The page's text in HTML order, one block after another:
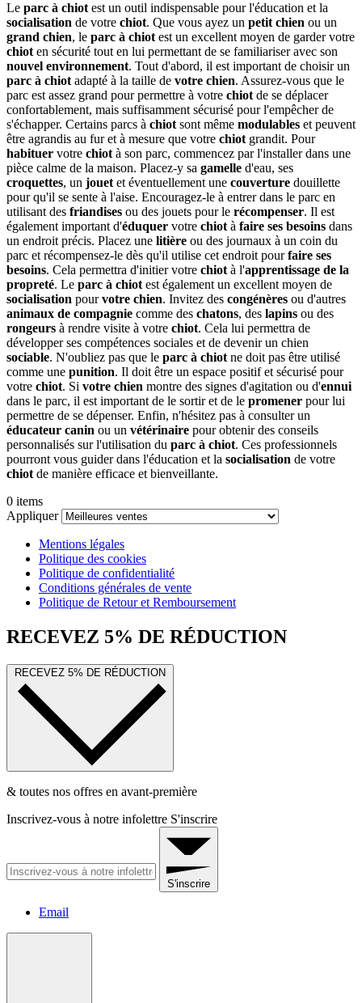
Le parc à chiot est un outil indispensable pour l'éducation et la
socialisation de votre chiot. Que vous ayez un petit chien ou un
grand chien, le parc à chiot est un excellent moyen de garder votre
chiot en sécurité tout en lui permettant de se familiariser avec son
nouvel environnement. Tout d'abord, il est important de choisir un
parc à chiot adapté à la taille de votre chien. Assurez-vous que le
parc est assez grand pour permettre à votre chiot de se déplacer
confortablement, mais suffisamment sécurisé pour l'empêcher de
s'échapper. Certains parcs à chiot sont même modulables et peuvent
être agrandis au fur et à mesure que votre chiot grandit. Pour
habituer votre chiot à son parc, commencez par l'installer dans une
pièce calme de la maison. Placez-y sa gamelle d'eau, ses
croquettes, un jouet et éventuellement une couverture douillette
pour qu'il se sente à l'aise. Encouragez-le à entrer dans le parc en
utilisant des friandises ou des jouets pour le récompenser. Il est
également important d'éduquer votre chiot à faire ses besoins dans
un endroit précis. Placez une litière ou des journaux à un coin du
parc et récompensez-le dès qu'il utilise cet endroit pourfaire ses
besoins. Cela permettra d'initier votre chiot à l'apprentissage de la
propreté. Le parc à chiot est également un excellent moyen de
socialisation pourvotre chien. Invitez des congénères ou d'autres
animaux de compagnie comme des chatons, des lapins ou des
rongeurs à rendre visite à votre chiot. Cela lui permettra de
développer ses compétences sociales et de devenir un chien
sociable. N'oubliez pas que le parc à chiot ne doit pas être utilisé
comme une punition. Il doit être un espace positif et sécurisé pour
votre chiot. Si votre chien montre des signes d'agitation ou d'ennui
dans le parc, il est important de le sortir et de le promener pour lui
permettre de se dépenser. Enfin, n'hésitez pas à consulter un
éducateur canin ou un vétérinaire pour obtenir des conseils
personnalisés sur l'utilisation du parc à chiot. Ces professionnels
pourront vous guider dans l'éducation et la socialisation de votre
chiot de manière efficace et bienveillante.
0 items
Appliquer
Mentions légales
Politique des cookies
Politique de confidentialité
Conditions générales de vente
Politique de Retour et Remboursement
RECEVEZ 5% DE RÉDUCTION
RECEVEZ 5% DE RÉDUCTION
& toutes nos offres en avant-première
Inscrivez-vous à notre infolettre S'inscrire
S'inscrire
Email